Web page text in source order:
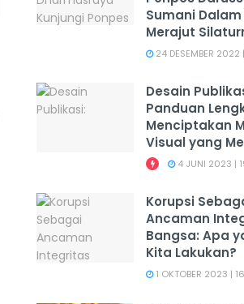
Sumani
Merajut
24 DESEMBER 2022
Desain
Panduan
Menciptakan
Visual yang
4 JUNI 2023 |
Korupsi
Ancaman
Bangsa: Apa
Kita Lakukan?
1 OKTOBER 2023 |